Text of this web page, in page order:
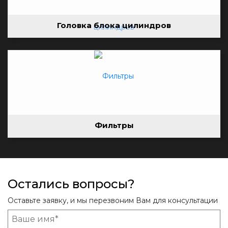
Головка блока цилиндров
Фильтры
Остались вопросы?
Оставьте заявку, и мы перезвоним Вам для консультации